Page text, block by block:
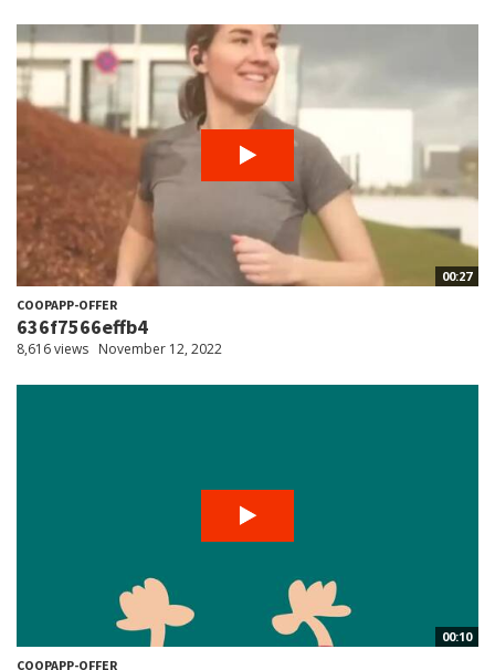
00:27
COOPAPP-OFFER
636f7566effb4
8,616 views November 12, 2022
00:10
COOPAPP-OFFER